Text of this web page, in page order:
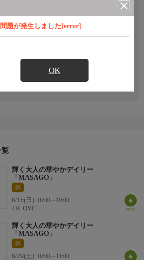
題が発生しました[error]
OK
登録
覧
輝く大人の華やかデイリー
「MASAGO」
4K
8/16(日) 18:00～19:00
4Ｋ QVC
輝く大人の華やかデイリー
「MASAGO」
4K
8/29(土) 10:00～11:00